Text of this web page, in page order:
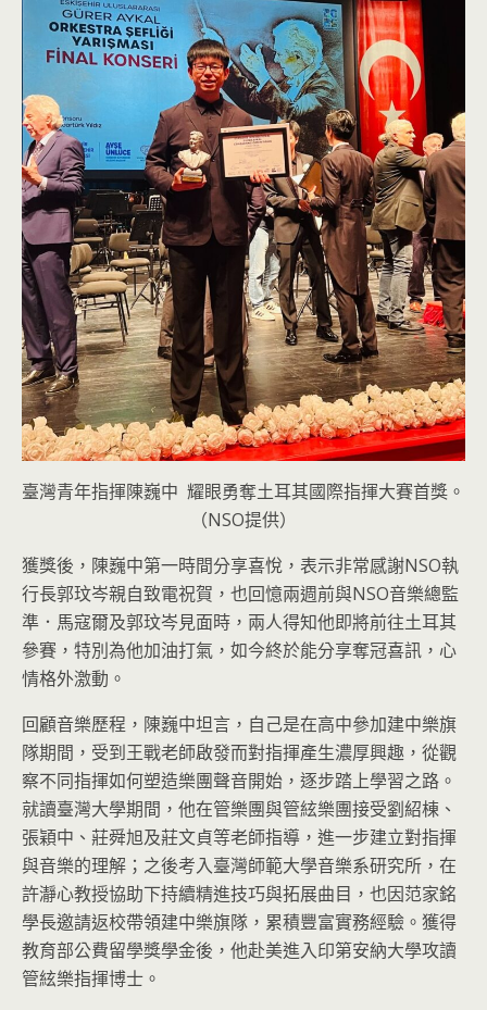
臺灣青年指揮陳巍中 耀眼勇奪土耳其國際指揮大賽首獎。
（NSO提供）
獲獎後，陳巍中第一時間分享喜悅，表示非常感謝NSO執
行長郭玟岑親自致電祝賀，也回憶兩週前與NSO音樂總監
準．馬寇爾及郭玟岑見面時，兩人得知他即將前往土耳其
參賽，特別為他加油打氣，如今終於能分享奪冠喜訊，心
情格外激動。
回顧音樂歷程，陳巍中坦言，自己是在高中參加建中樂旗
隊期間，受到王戰老師啟發而對指揮產生濃厚興趣，從觀
察不同指揮如何塑造樂團聲音開始，逐步踏上學習之路。
就讀臺灣大學期間，他在管樂團與管絃樂團接受劉紹棟、
張穎中、莊舜旭及莊文貞等老師指導，進一步建立對指揮
與音樂的理解；之後考入臺灣師範大學音樂系研究所，在
許瀞心教授協助下持續精進技巧與拓展曲目，也因范家銘
學長邀請返校帶領建中樂旗隊，累積豐富實務經驗。獲得
教育部公費留學獎學金後，他赴美進入印第安納大學攻讀
管絃樂指揮博士。